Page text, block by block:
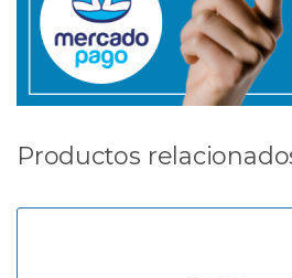
Productos